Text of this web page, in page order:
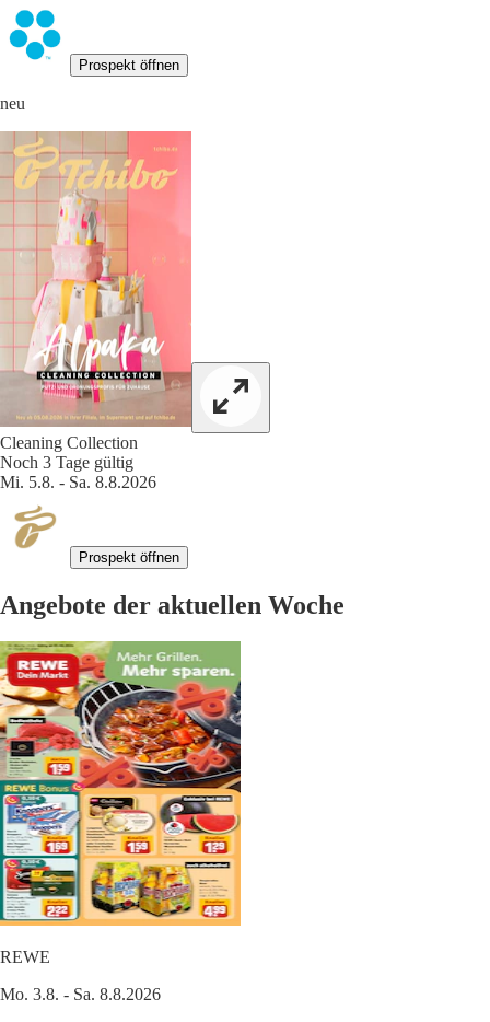
Prospekt öffnen
neu
Cleaning Collection
Noch 3 Tage gültig
Mi. 5.8. - Sa. 8.8.2026
Prospekt öffnen
Angebote der aktuellen Woche
REWE
Mo. 3.8. - Sa. 8.8.2026